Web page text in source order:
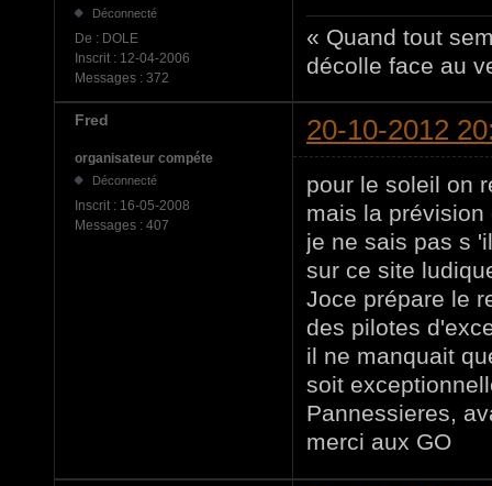
Déconnecté
De : DOLE
Inscrit : 12-04-2006
Messages : 372
« Quand tout
décolle face au
Fred 20-10-2012
organisateur compéte
Déconnecté
Inscrit : 16-05-2008
Messages : 407
pour le soleil on
mais la
je ne sais pas s
sur ce site
Joce prépare le
des pilotes
il ne manquait
soit
Pannessieres,
merci aux GO